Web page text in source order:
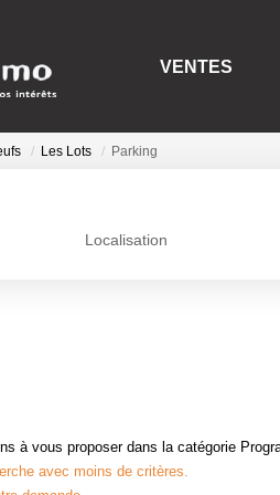
VENTES
Les Lots Parking
Localisation
à vous proposer dans la catégorie
avec moins de critères.